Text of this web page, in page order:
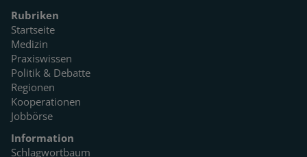
Rubriken
Startseite
Medizin
Praxiswissen
Politik & Debatte
Regionen
Kooperationen
Jobbörse
Information
Schlagwortbaum